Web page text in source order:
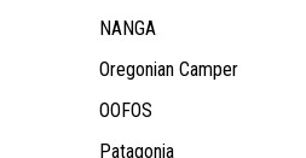
ALL ITEM
ALL ITEM
JACKET
TOPS
WOMEN
ALL ITEM
JACKET
KIDS
ALL ITEM
OUTDOOR GEAR
NANGA
ALL ITEM
ALL ITEM
JACKET
WOMEN
ALL ITEM
KIDS
Oregonian Camper
OOFOS
Patagonia